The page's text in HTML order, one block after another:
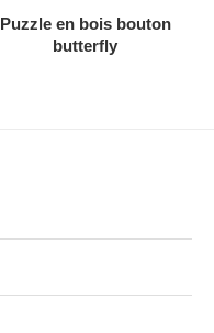
AJOUTER AU DEVIS
Puzzle en bois bouton
butterfly